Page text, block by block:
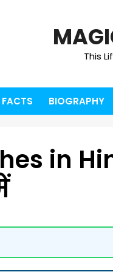
This
FACTS BIOGRAPHY
in